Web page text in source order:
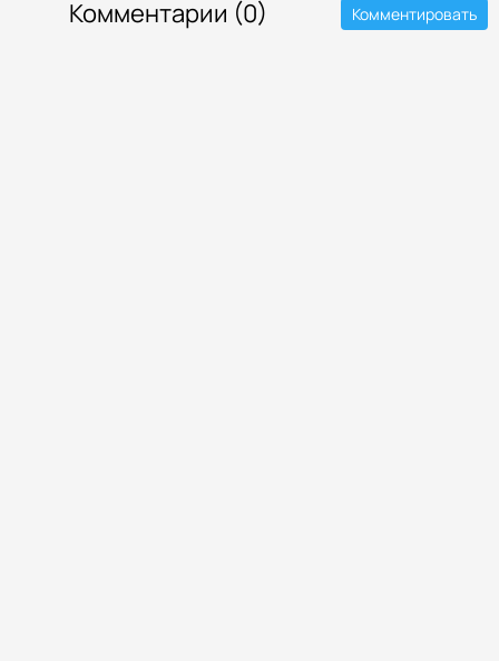
Комментарии (0) Комментировать